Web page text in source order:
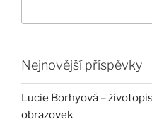
Nejnovější příspěvky
Lucie Borhyová –
obrazovek